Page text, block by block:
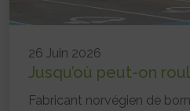
26 Juin 2026
Jusqu’où peut-on
Fabricant norvégien de